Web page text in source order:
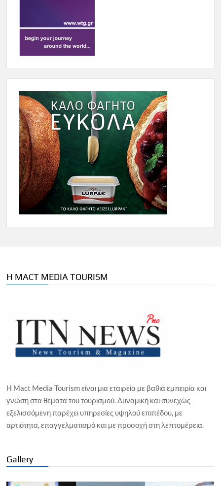
Η MACT MEDIA TOURISM
Η Mact Media Tourism είναι μια εταιρεία με βαθιά εμπειρία και
γνώση στα θέματα του τουρισμού. Δυναμική και συνεχώς
εξελισσόμενη παρέχει υπηρεσίες υψηλού επιπέδου, με
αρτιότητα, επαγγελματισμό και με προσοχή στη λεπτομέρεια.
Gallery